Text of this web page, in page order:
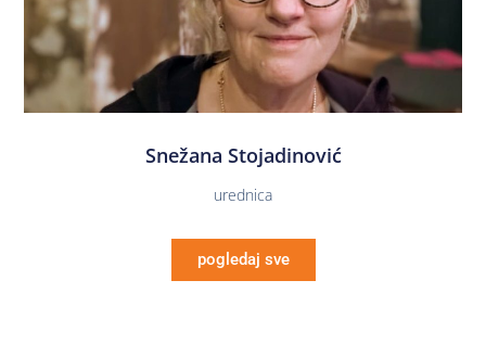
Snežana Stojadinović
urednica
pogledaj sve